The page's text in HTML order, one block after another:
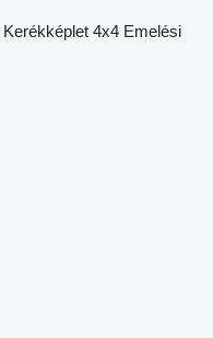
Kerékképlet 4x4 Emelési